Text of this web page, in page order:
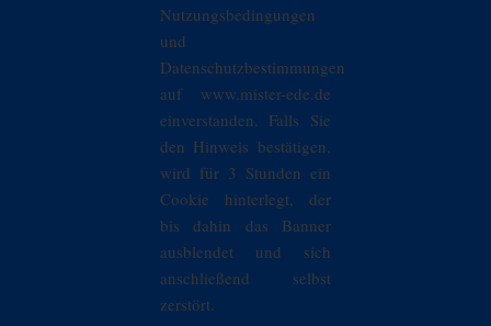
Nutzungsbedingungen
und
Datenschutzbestimmungen
auf www.mister-ede.de
einverstanden. Falls Sie
den Hinweis bestätigen,
wird für 3 Stunden ein
Cookie hinterlegt, der
bis dahin das Banner
ausblendet und sich
anschließend selbst
zerstört.